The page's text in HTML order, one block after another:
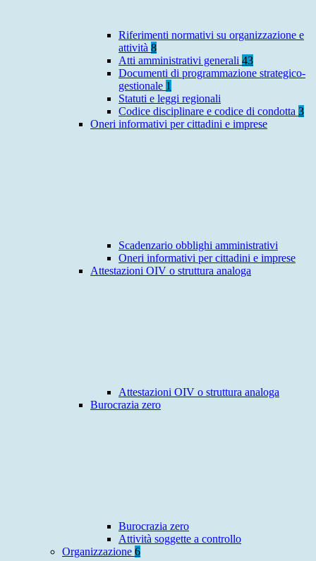
Riferimenti normativi su organizzazione e
attività 8
Atti amministrativi generali 43
Documenti di programmazione strategico-
gestionale 1
Statuti e leggi regionali
Codice disciplinare e codice di condotta 3
Oneri informativi per cittadini e imprese
Scadenzario obblighi amministrativi
Oneri informativi per cittadini e imprese
Attestazioni OIV o struttura analoga
Attestazioni OIV o struttura analoga
Burocrazia zero
Burocrazia zero
Attività soggette a controllo
Organizzazione 6